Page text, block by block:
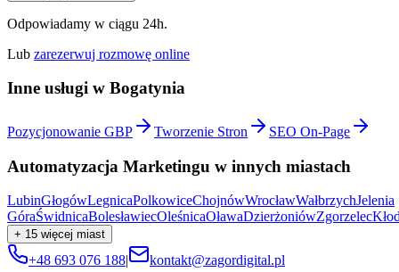
Odpowiadamy w ciągu 24h.
Lub zarezerwuj rozmowę online
Inne usługi w Bogatynia
Pozycjonowanie GBP Tworzenie Stron SEO On-Page
Automatyzacja Marketingu w innych miastach
LubinGłogówLegnicaPolkowiceChojnówWrocławWałbrzychJelenia
GóraŚwidnicaBolesławiecOleśnicaOławaDzierżoniówZgorzelec
+ 15 więcej miast
+48 693 076 188| kontakt@zagordigital.pl